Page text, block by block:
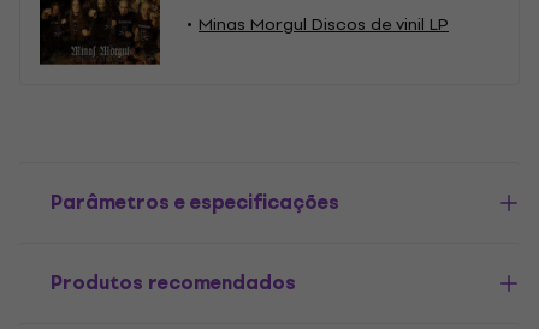
Minas Morgul Discos de vinil LP
Parâmetros e especificações
Produtos recomendados